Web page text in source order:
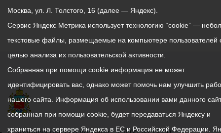
- Продолжительность
купания - не более 30
минут, при невысокой
температуре воды - не
более 5-6 минут.
естественном водоеме не
заплывать за
установленные знаки
ограждения, не
Москва, ул. Л. Толстого, 16 (далее — Яндекс).
Сервис Яндекс Метрика использует технологию “cookie” —
текстовые файлы, размещаемые на компьютере пользователей
целью анализа их пользовательской активности.
Собранная при помощи cookie информация не может
идентифицировать вас, однако может помочь нам улучшить
нашего сайта. Информация об использовании вами данного
собранная при помощи cookie, будет передаваться Яндексу и
храниться на сервере Яндекса в ЕС и Российской Федерации.